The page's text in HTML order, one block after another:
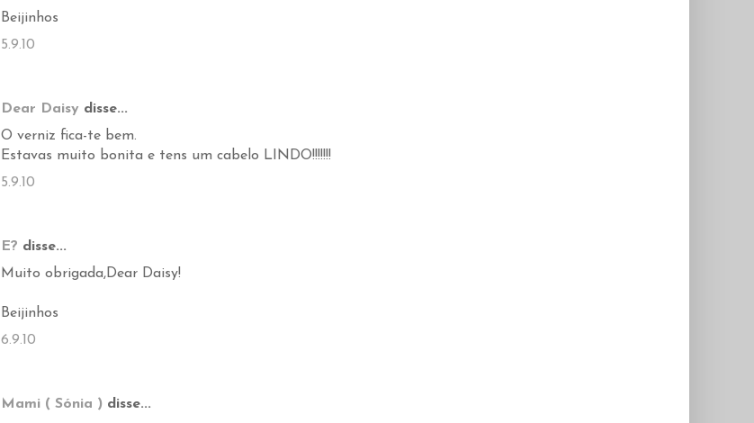
Beijinhos
5.9.10
Dear Daisy disse...
O verniz fica-te bem.
Estavas muito bonita e tens um cabelo LINDO!!!!!!!
5.9.10
E? disse...
Muito obrigada,Dear Daisy!
Beijinhos
6.9.10
Mami ( Sónia ) disse...